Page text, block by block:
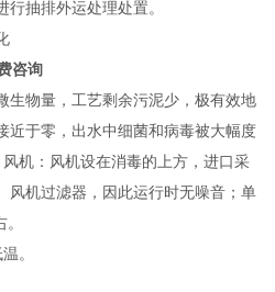
抽排外运处理处置。
咨询
生物量，工艺剩余污泥少，极有效地
近于零，出水中细菌和病毒被大幅度
机：风机设在消毒的上方，进口采
风机过滤器，因此运行时无噪音；单
。